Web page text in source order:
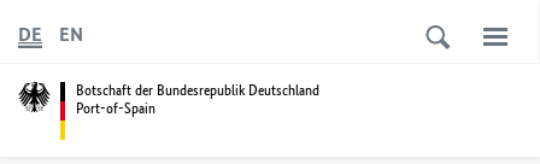
Botschaft der Bundesrepublik Deutschland
Port-of-Spain
DE EN